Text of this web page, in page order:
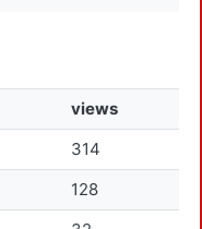
views
314
128